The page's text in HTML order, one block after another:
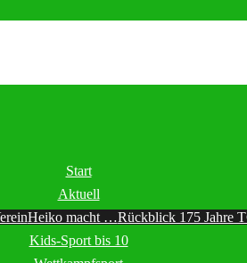
Start
Aktuell
Heiko macht …Rückblick 175 Jahre
Kids-Sport bis 10